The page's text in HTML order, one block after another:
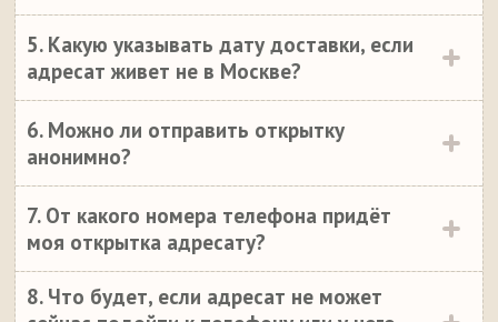
5. Какую указывать дату доставки, если
адресат живет не в Москве?
6. Можно ли отправить открытку
анонимно?
7. От какого номера телефона придёт
моя открытка адресату?
8. Что будет, если адресат не может